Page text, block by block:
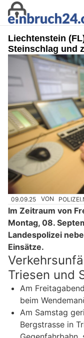
Liechtenstein
Steinschlag und
09.09.25 VON
Im Zeitraum von
Montag, 08.
Landespolizei
Einsätze.
Triesen und
Am
beim
Am Samstag
Bergstrasse in